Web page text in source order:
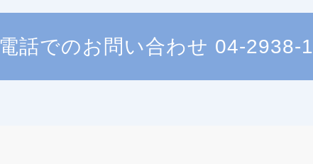
電話でのお問い合わせ 04-2938-